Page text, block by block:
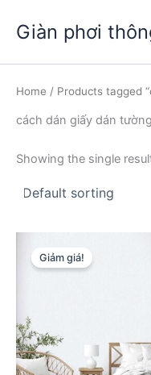
dung
Giàn phơi
Home / Products tagged
cách dán giấy dán tường
Showing the single
Giảm giá!